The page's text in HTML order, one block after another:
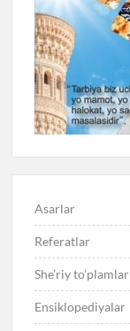
Asarlar
Referatlar
She’riy to’plamlar
Ensiklopediyalar